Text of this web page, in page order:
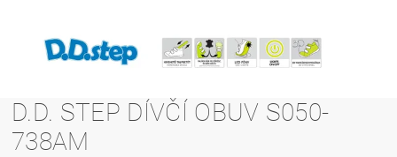
D.D. STEP DÍVČÍ OBUV S050-
738AM